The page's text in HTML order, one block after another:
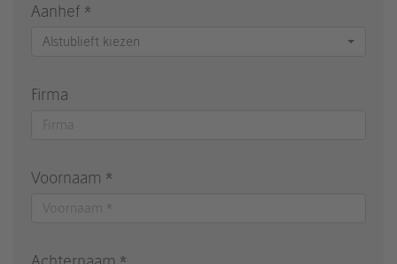
Aanhef *
Alstublieft kiezen
Firma
Voornaam *